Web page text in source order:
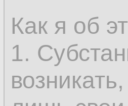
не может
так как
Как я об
1.